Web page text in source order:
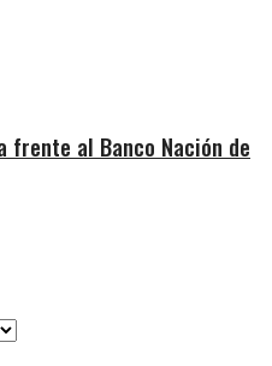
frente al Banco Nación de